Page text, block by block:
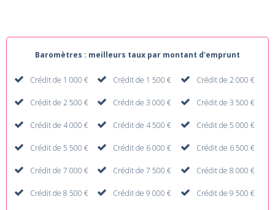
Baromètres : meilleurs taux par montant d'emprunt
Crédit de 1 000 € Crédit de 1 500 € Crédit de 2 000 €
Crédit de 2 500 € Crédit de 3 000 € Crédit de 3 500 €
Crédit de 4 000 € Crédit de 4 500 € Crédit de 5 000 €
Crédit de 5 500 € Crédit de 6 000 € Crédit de 6 500 €
Crédit de 7 000 € Crédit de 7 500 € Crédit de 8 000 €
Crédit de 8 500 € Crédit de 9 000 € Crédit de 9 500 €